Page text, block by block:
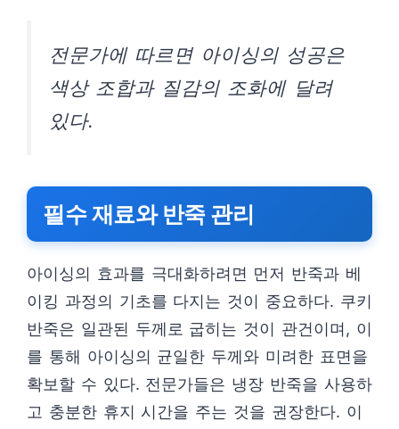
전문가에 따르면 아이싱의 성공은
색상 조합과 질감의 조화에 달려
있다.
필수 재료와 반죽 관리
아이싱의 효과를 극대화하려면 먼저 반죽과 베
이킹 과정의 기초를 다지는 것이 중요하다. 쿠키
반죽은 일관된 두께로 굽히는 것이 관건이며, 이
를 통해 아이싱의 균일한 두께와 미려한 표면을
확보할 수 있다. 전문가들은 냉장 반죽을 사용하
고 충분한 휴지 시간을 주는 것을 권장한다. 이